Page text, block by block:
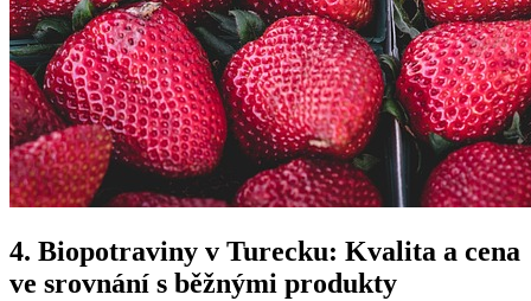
4. Biopotraviny v Turecku: Kvalita a cena
ve srovnání s běžnými produkty